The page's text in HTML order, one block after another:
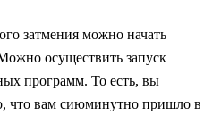
затмения можно начать
осуществить запуск
программ. То есть, вы
что вам сиюминутно пришло в